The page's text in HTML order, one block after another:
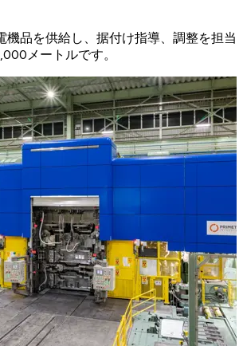
機品を供給し、据付け指導、調整を担
メートルです。